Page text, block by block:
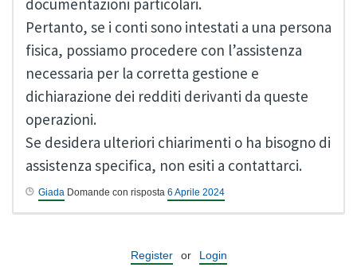
documentazioni particolari.
Pertanto, se i conti sono intestati a una persona
fisica, possiamo procedere con l’assistenza
necessaria per la corretta gestione e
dichiarazione dei redditi derivanti da queste
operazioni.
Se desidera ulteriori chiarimenti o ha bisogno di
assistenza specifica, non esiti a contattarci.
Giada Domande con risposta 6 Aprile 2024
Register or Login